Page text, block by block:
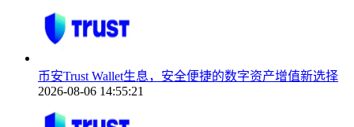
币安Trust Wallet生息，安全便捷的数字资产增值新选择
2026-08-06 14:55:21